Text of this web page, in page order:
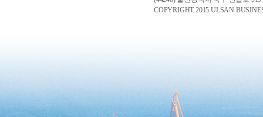
COPYRIGHT 2015 ULSAN